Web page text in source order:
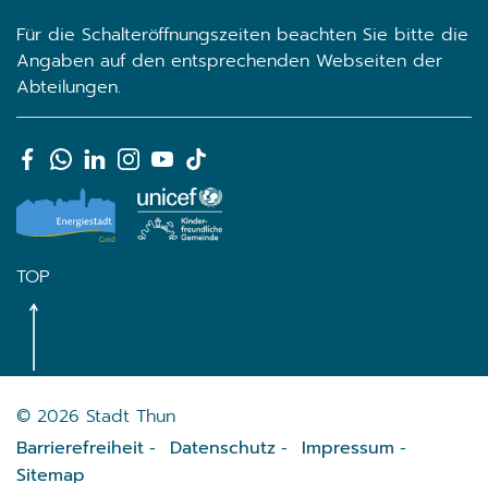
Für die Schalteröffnungszeiten beachten Sie bitte die
Angaben auf den entsprechenden Webseiten der
Abteilungen.
TOP
© 2026 Stadt Thun
Toolbar
Barrierefreiheit Datenschutz
Impressum
Sitemap